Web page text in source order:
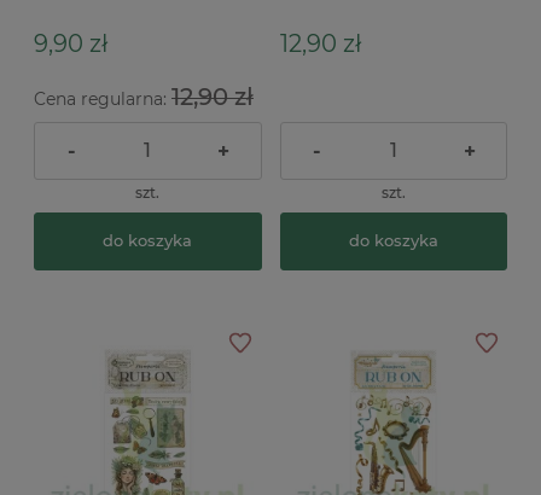
9,90 zł
Cena regularna: 12,90 zł
- +
szt.
do koszyka
12,90 zł
- +
szt.
do koszyka